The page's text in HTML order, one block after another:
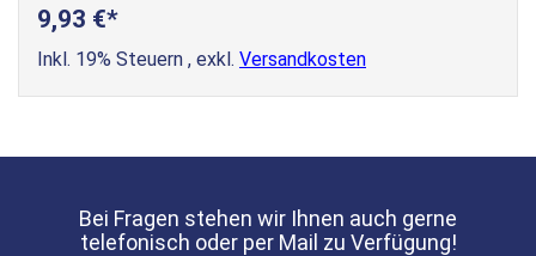
9,93 €
Inkl. 19% Steuern , exkl. Versandkosten
Bei Fragen stehen wir Ihnen auch gerne
telefonisch oder per Mail zu Verfügung!